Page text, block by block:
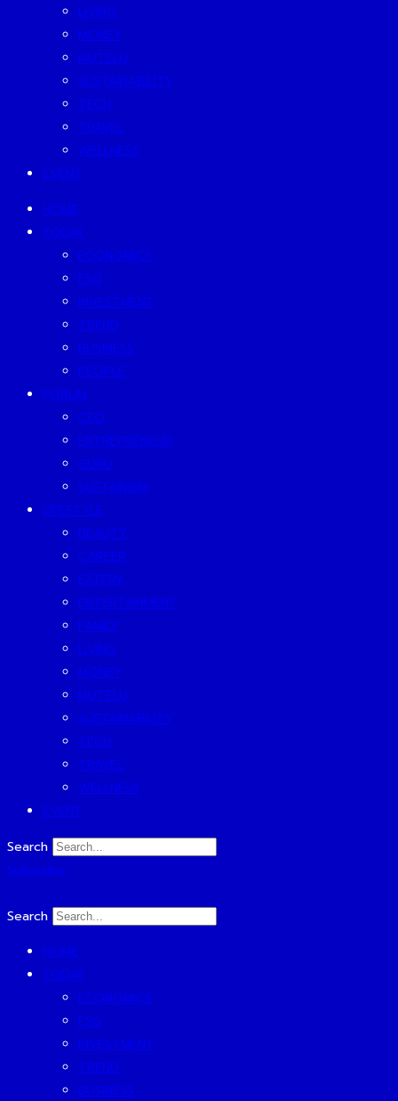
LIVING
MONEY
MUTELU
SUSTAINABILITY
TECH
TRAVEL
WELLNESS
EVENT
HOME
TODAY
ECONOMICS
ESG
INVESTMENT
TREND
BUSINESS
PEOPLE
FORUM
CEO
ENTREPRENEUR
GURU
SUSTAINISM
LIFESTYLE
BEAUTY
CAREER
EATERY
ENTERTAINMENT
FAMILY
LIVING
MONEY
MUTELU
SUSTAINABILITY
TECH
TRAVEL
WELLNESS
EVENT
Search
Subscribe
Search
HOME
TODAY
ECONOMICS
ESG
INVESTMENT
TREND
BUSINESS